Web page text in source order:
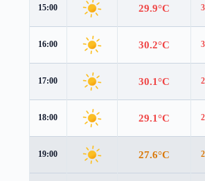
15:00 29.9°C
16:00 30.2°C
17:00 30.1°C
18:00 29.1°C
19:00 27.6°C